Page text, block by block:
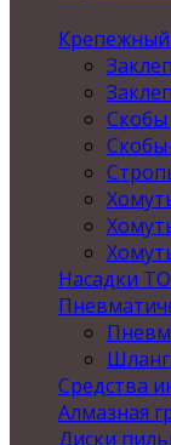
Скобы
Насадки
Средства
Алмазная
Диски